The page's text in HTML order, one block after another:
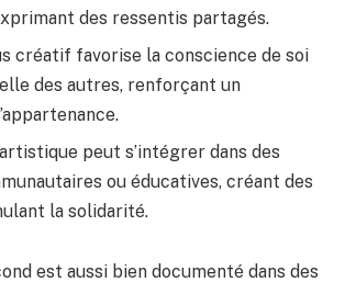
des ressentis partagés.
créatif favorise la conscience de soi
des autres, renforçant un
peut s’intégrer dans des
ou éducatives, créant des
la solidarité.
est aussi bien documenté dans des